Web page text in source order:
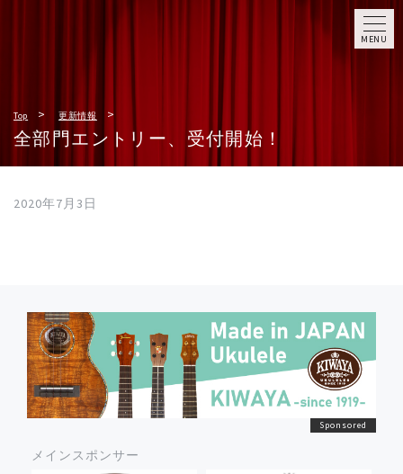
MENU
Top 更新情報
全部門エントリー、受付開始！
2020年7月3日
メインスポンサー